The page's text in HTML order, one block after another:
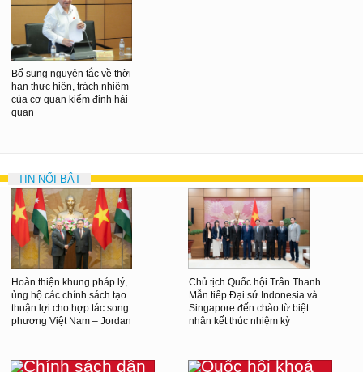
Bổ sung nguyên tắc về thời
hạn thực hiện, trách nhiệm
của cơ quan kiểm định hải
quan
TIN NỔI BẬT
Hoàn thiện khung pháp lý,
ủng hộ các chính sách tạo
thuận lợi cho hợp tác song
phương Việt Nam – Jordan
Chủ tịch Quốc hội Trần Thanh
Mẫn tiếp Đại sứ Indonesia và
Singapore đến chào từ biệt
nhân kết thúc nhiệm kỳ